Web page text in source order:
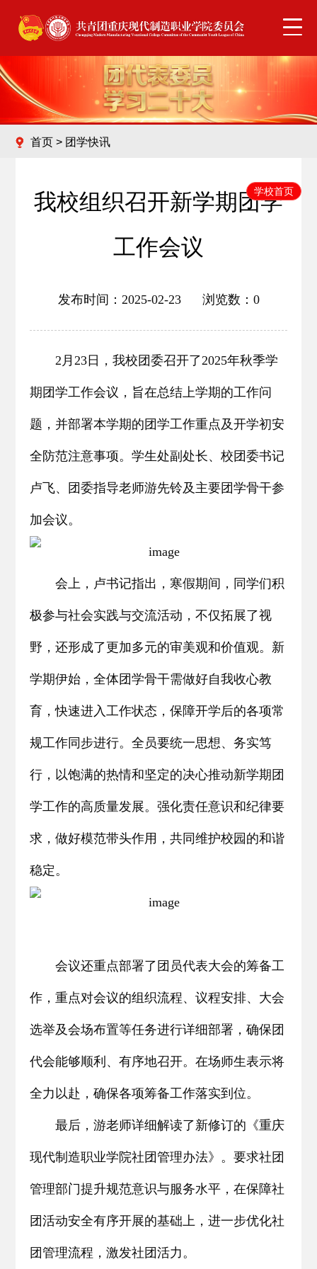
学校首页
首页> 团学快讯
我校组织召开新学期团学
工作会议
发布时间：2025-02-23 浏览数： 0
2月23日，我校团委召开了2025年秋季学
期团学工作会议，旨在总结上学期的工作问
题，并部署本学期的团学工作重点及开学初安
全防范注意事项。学生处副处长、校团委书记
卢飞、团委指导老师游先铃及主要团学骨干参
加会议。
会上，卢书记指出，寒假期间，同学们积
极参与社会实践与交流活动，不仅拓展了视
野，还形成了更加多元的审美观和价值观。新
学期伊始，全体团学骨干需做好自我收心教
育，快速进入工作状态，保障开学后的各项常
规工作同步进行。全员要统一思想、务实笃
行，以饱满的热情和坚定的决心推动新学期团
学工作的高质量发展。强化责任意识和纪律要
求，做好模范带头作用，共同维护校园的和谐
稳定。
会议还重点部署了团员代表大会的筹备工
作，重点对会议的组织流程、议程安排、大会
选举及会场布置等任务进行详细部署，确保团
代会能够顺利、有序地召开。在场师生表示将
全力以赴，确保各项筹备工作落实到位。
最后，游老师详细解读了新修订的《重庆
现代制造职业学院社团管理办法》。要求社团
管理部门提升规范意识与服务水平，在保障社
团活动安全有序开展的基础上，进一步优化社
团管理流程，激发社团活力。